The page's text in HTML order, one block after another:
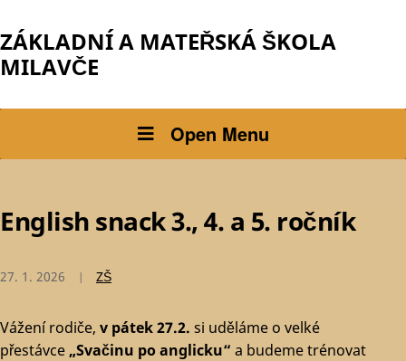
ZÁKLADNÍ A MATEŘSKÁ ŠKOLA
MILAVČE
Open Menu
English snack 3., 4. a 5. ročník
27. 1. 2026 ZŠ
Vážení rodiče, v pátek 27.2. si uděláme o velké
přestávce „Svačinu po anglicku“ a budeme trénovat